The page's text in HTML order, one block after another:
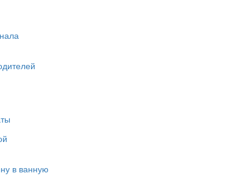
в ванную